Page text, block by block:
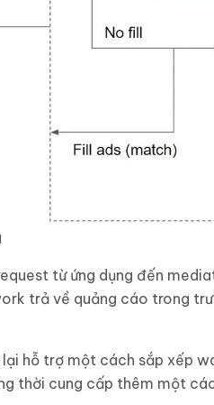
từ ứng dụng đến
trả về quảng cáo trong
hỗ trợ một cách sắp xếp
thời cung cấp thêm một